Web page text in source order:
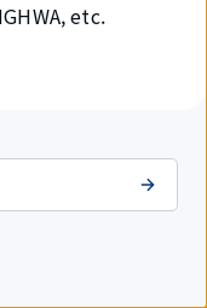
etc.